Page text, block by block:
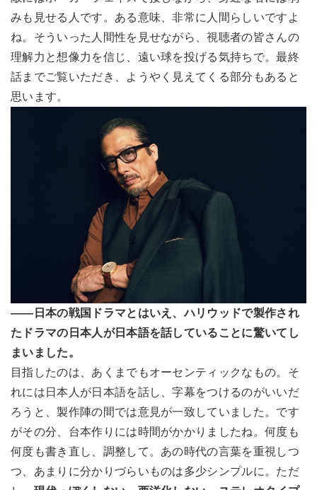
みも見せる人です。ある意味、非常に人間らしいですよ
ね。そういった人間性を見せながら、視聴者の皆さんの
理解力と想像力を信じ、遠い球を投げる気持ちで。最終
話までご覧いただき、ようやく見えてくる部分もあると
思います。
――日本の戦国ドラマとはいえ、ハリウッドで製作され
たドラマの日本人が日本語を話していることに驚いてし
まいました。
目指したのは、あくまでもオーセンティックなもの。そ
れには日本人が日本語を話し、字幕をつけるのがいいだ
ろうと、製作陣の間では意見が一致していました。です
がその分、台本作りには時間がかかりましたね。何度も
何度も書き直し、調整して。あの時代の言葉を重視しつ
つ、あまりに分かりづらいものは多少シンプルに。ただ